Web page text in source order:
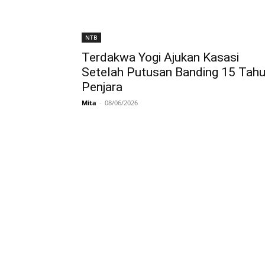
NTB
Terdakwa Yogi Ajukan Kasasi
Setelah Putusan Banding 15
Penjara
Mita - 08/06/2026